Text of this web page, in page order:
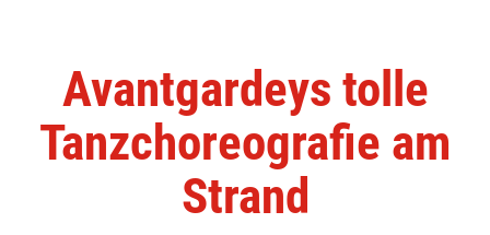
Avantgardeys tolle
Tanzchoreografie am
Strand